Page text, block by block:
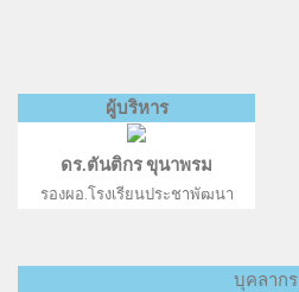
ผู้บริหาร
ดร.ตันติกร ขุนาพรม
รองผอ.โรงเรียนประชาพัฒนา
บุคลากร